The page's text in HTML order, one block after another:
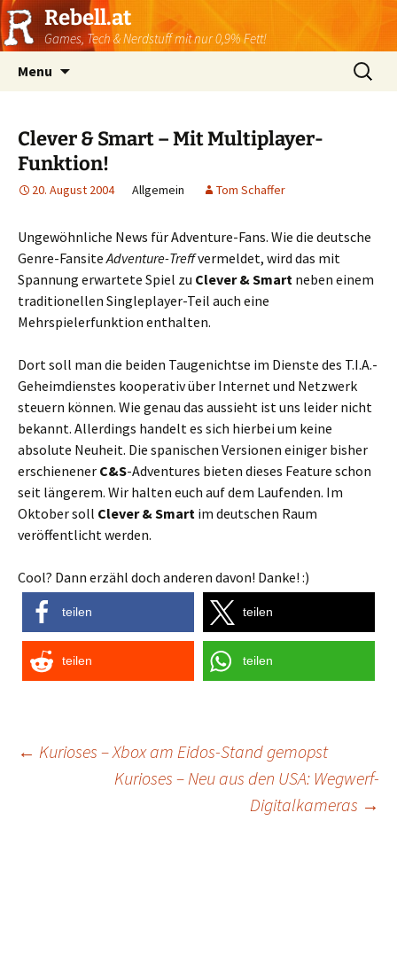
Rebell.at
Games, Tech & Nerdstuff mit nur 0,9% Fett!
Menu
Suchen
nach:
Clever & Smart – Mit Multiplayer-
Funktion!
20. August 2004 Allgemein Tom Schaffer
Ungewöhnliche News für Adventure-Fans. Wie die deutsche
Genre-FansiteAdventure-Treffvermeldet, wird das mit
Spannung erwartete Spiel zu Clever & Smart neben einem
traditionellen Singleplayer-Teil auch eine
Mehrspielerfunktion enthalten.
Dort soll man die beiden Taugenichtse im Dienste des T.I.A.-
Geheimdienstes kooperativ über Internet und Netzwerk
steuern können. Wie genau das aussieht ist uns leider nicht
bekannt. Allerdings handelt es sich hierbei um keine
absolute Neuheit. Die spanischen Versionen einiger bisher
erschienener C&S-Adventures bieten dieses Feature schon
seit längerem. Wir halten euch auf dem Laufenden. Im
Oktober soll Clever & Smart im deutschen Raum
veröffentlicht werden.
Cool? Dann erzähl doch anderen davon! Danke! :)
teilen teilen
teilen teilen
Post
← Kurioses – Xbox am Eidos-Stand gemopst
Kurioses – Neu aus den USA: Wegwerf-
Digitalkameras →